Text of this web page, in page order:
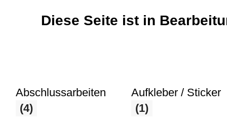
Diese Seite ist in
Abschlussarbeiten
(4)
Aufkleber / Sticker
(1)